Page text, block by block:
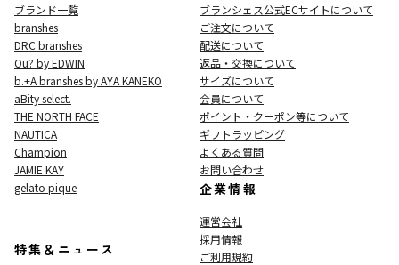
ブランド一覧
branshes
DRC branshes
Ou? by EDWIN
b.+A branshes by AYA KANEKO
aBity select.
THE NORTH FACE
NAUTICA
Champion
JAMIE KAY
gelato pique
特集＆ニュース
ブランシェス公式ECサイトについて
ご注文について
配送について
返品・交換について
サイズについて
会員について
ポイント・クーポン等について
ギフトラッピング
よくある質問
お問い合わせ
企業情報
運営会社
採用情報
ご利用規約